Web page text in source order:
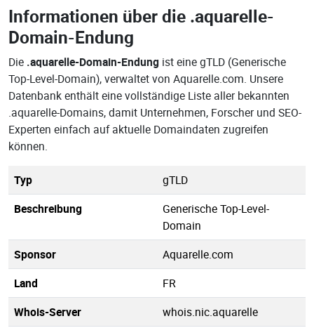
Informationen über die .aquarelle-
Domain-Endung
Die .aquarelle-Domain-Endung ist eine gTLD (Generische
Top-Level-Domain), verwaltet von Aquarelle.com. Unsere
Datenbank enthält eine vollständige Liste aller bekannten
.aquarelle-Domains, damit Unternehmen, Forscher und SEO-
Experten einfach auf aktuelle Domaindaten zugreifen
können.
Typ
gTLD
Beschreibung
Generische Top-Level-
Domain
Sponsor
Aquarelle.com
Land
FR
Whois-Server
whois.nic.aquarelle